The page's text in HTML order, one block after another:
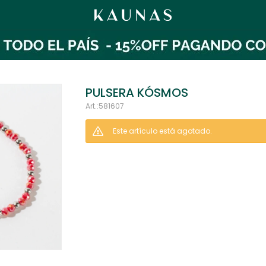
PULSERA KÓSMOS
581607
Este artículo está agotado.